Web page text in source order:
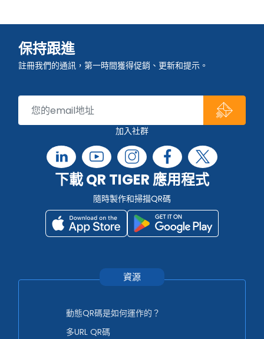
保持跟進
註冊我們的通訊，第一時間獲得促銷、更新和提示。
加入社群
下載 QR TIGER 應用程式
隨時製作和掃描QR碼
資源
動態QR碼是如何運作的？
多URL QR碼